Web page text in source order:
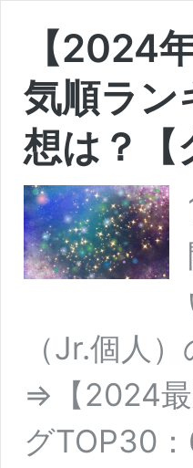
【2024
気順ラン
想は？【
（Jr.個人
⇒【2024最
グTOP30